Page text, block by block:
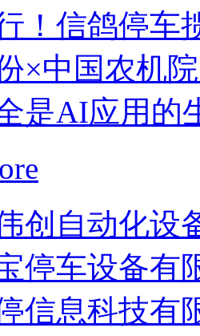
！信鸽停车
×中国农机
是AI应用的
创自动化设
停车设备有
信息科技有